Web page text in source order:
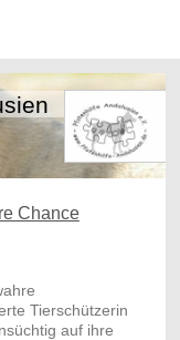
Chance
Tierschützerin
auf ihre